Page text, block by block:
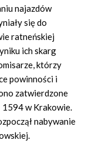
najazdów
się do
ratneńskiej
ich skarg
którzy
powinności i
zatwierdzone
w Krakowie.
nabywanie